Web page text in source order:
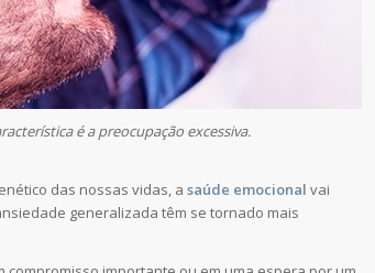
é a preocupação excessiva.
das nossas vidas, a saúde emocional vai
generalizada têm se tornado mais